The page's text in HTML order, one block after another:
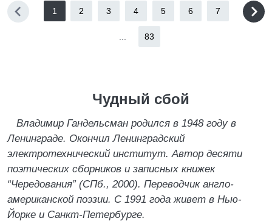
1 2 3 4 5 6 7
83
Чудный сбой
Владимир Гандельсман родился в 1948 году в
Ленинграде. Окончил Ленинградский
электротехнический институт. Автор десяти
поэтических сборников и записных книжек
“Чередования” (СПб., 2000). Переводчик англо-
американской поэзии. С 1991 года живет в Нью-
Йорке и Санкт-Петербурге.